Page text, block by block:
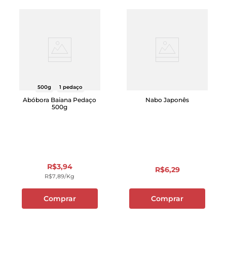
500g 1 pedaço
Abóbora Baiana Pedaço
500g
R$3,94
R$7,89/kg
Comprar
Nabo Japonês
R$6,29
Comprar